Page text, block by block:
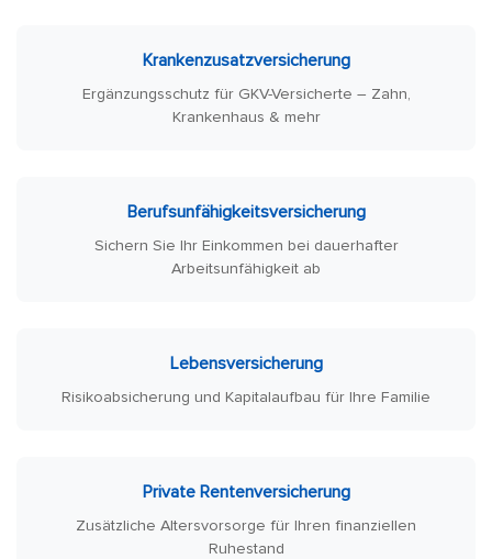
Krankenzusatzversicherung
Ergänzungsschutz für GKV-Versicherte – Zahn,
Krankenhaus & mehr
Berufsunfähigkeitsversicherung
Sichern Sie Ihr Einkommen bei dauerhafter
Arbeitsunfähigkeit ab
Lebensversicherung
Risikoabsicherung und Kapitalaufbau für Ihre Familie
Private Rentenversicherung
Zusätzliche Altersvorsorge für Ihren finanziellen
Ruhestand